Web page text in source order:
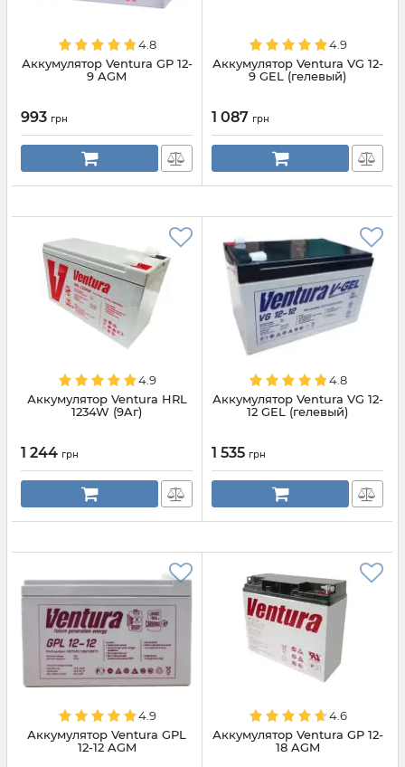
4.8
Аккумулятор Ventura GP 12-
9 AGM
993 грн
4.9
Аккумулятор Ventura VG 12-
9 GEL (гелевый)
1 087 грн
4.9
Аккумулятор Ventura HRL
1234W (9Aг)
1 244 грн
4.8
Аккумулятор Ventura VG 12-
12 GEL (гелевый)
1 535 грн
4.9
Аккумулятор Ventura GPL
12-12 AGM
4.6
Аккумулятор Ventura GP 12-
18 AGM